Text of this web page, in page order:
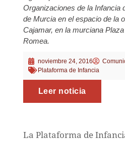
Organizaciones de la Infancia
de Murcia en el espacio de la
Cajamar, en la murciana
Romea.
noviembre 24, 2016
Plataforma de Infancia
Leer noticia
La Plataforma de